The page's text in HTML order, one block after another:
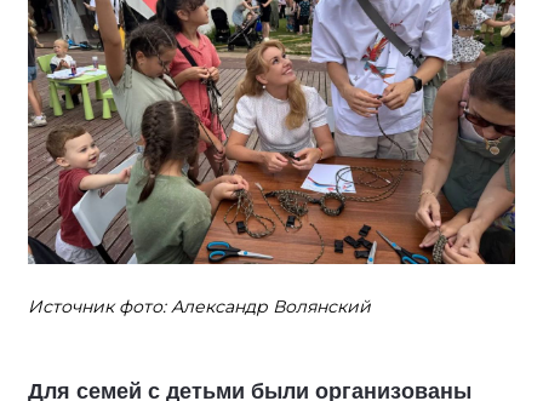
Источник фото: Александр Волянский
Для семей с детьми были организованы